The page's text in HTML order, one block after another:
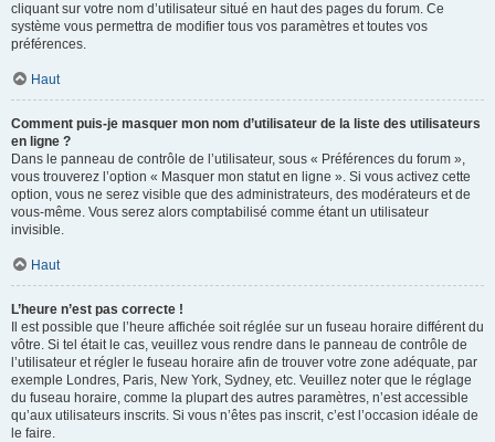
cliquant sur votre nom d’utilisateur situé en haut des pages du forum. Ce
système vous permettra de modifier tous vos paramètres et toutes vos
préférences.
Haut
Comment puis-je masquer mon nom d’utilisateur de la liste des utilisateurs
en ligne ?
Dans le panneau de contrôle de l’utilisateur, sous « Préférences du forum »,
vous trouverez l’option « Masquer mon statut en ligne ». Si vous activez cette
option, vous ne serez visible que des administrateurs, des modérateurs et de
vous-même. Vous serez alors comptabilisé comme étant un utilisateur
invisible.
Haut
L’heure n’est pas correcte !
Il est possible que l’heure affichée soit réglée sur un fuseau horaire différent du
vôtre. Si tel était le cas, veuillez vous rendre dans le panneau de contrôle de
l’utilisateur et régler le fuseau horaire afin de trouver votre zone adéquate, par
exemple Londres, Paris, New York, Sydney, etc. Veuillez noter que le réglage
du fuseau horaire, comme la plupart des autres paramètres, n’est accessible
qu’aux utilisateurs inscrits. Si vous n’êtes pas inscrit, c’est l’occasion idéale de
le faire.